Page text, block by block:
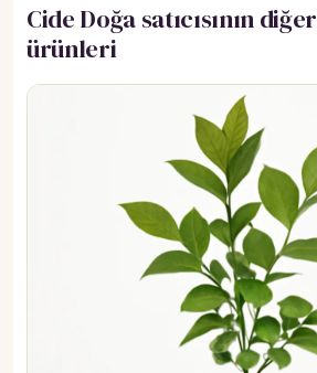
Cide Doğa satıcısının diğer
ürünleri